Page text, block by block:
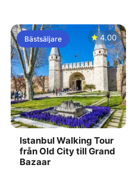
Bästsäljare 4.00
Istanbul Walking Tour
från Old City till Grand
Bazaar